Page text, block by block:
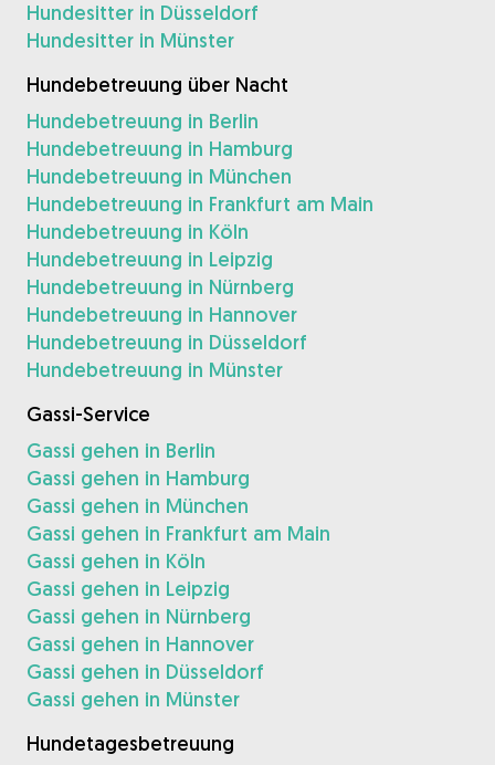
Hundesitter in Düsseldorf
Hundesitter in Münster
Hundebetreuung über Nacht
Hundebetreuung in Berlin
Hundebetreuung in Hamburg
Hundebetreuung in München
Hundebetreuung in Frankfurt am Main
Hundebetreuung in Köln
Hundebetreuung in Leipzig
Hundebetreuung in Nürnberg
Hundebetreuung in Hannover
Hundebetreuung in Düsseldorf
Hundebetreuung in Münster
Gassi-Service
Gassi gehen in Berlin
Gassi gehen in Hamburg
Gassi gehen in München
Gassi gehen in Frankfurt am Main
Gassi gehen in Köln
Gassi gehen in Leipzig
Gassi gehen in Nürnberg
Gassi gehen in Hannover
Gassi gehen in Düsseldorf
Gassi gehen in Münster
Hundetagesbetreuung